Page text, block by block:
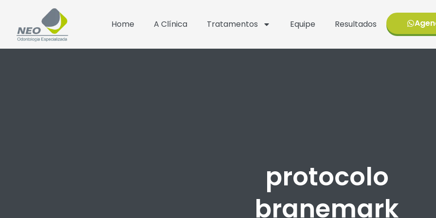
Home A Clínica Tratamentos Equipe Resultados
protocolo
branemark